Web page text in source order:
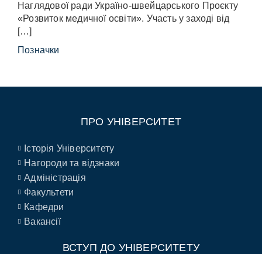
Наглядової ради Україно-швейцарського Проєкту
«Розвиток медичної освіти». Участь у заході від
[…]
Позначки
ПРО УНІВЕРСИТЕТ
Історія Університету
Нагороди та відзнаки
Адміністрація
Факультети
Кафедри
Вакансії
ВСТУП ДО УНІВЕРСИТЕТУ